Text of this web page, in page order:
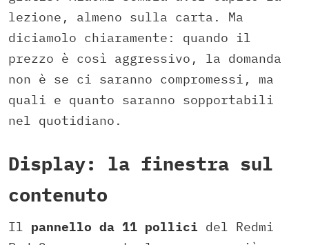
lezione, almeno sulla carta. Ma
diciamolo chiaramente: quando il
prezzo è così aggressivo, la domanda
non è se ci saranno compromessi, ma
quali e quanto saranno sopportabili
nel quotidiano.
Display: la finestra sul
contenuto
Il pannello da 11 pollici del Redmi